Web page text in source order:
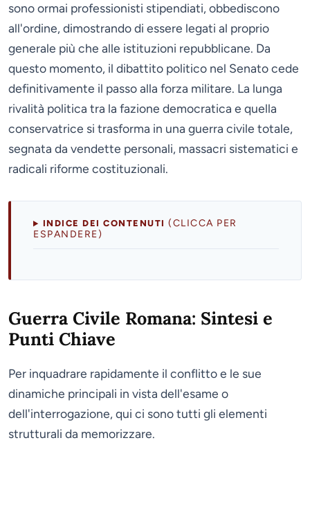
sono ormai professionisti stipendiati, obbediscono
all'ordine, dimostrando di essere legati al proprio
generale più che alle istituzioni repubblicane. Da
questo momento, il dibattito politico nel Senato cede
definitivamente il passo alla forza militare. La lunga
rivalità politica tra la fazione democratica e quella
conservatrice si trasforma in una guerra civile totale,
segnata da vendette personali, massacri sistematici e
radicali riforme costituzionali.
INDICE DEI CONTENUTI(CLICCA PER
ESPANDERE)
Guerra Civile Romana: Sintesi e
Punti Chiave
Per inquadrare rapidamente il conflitto e le sue
dinamiche principali in vista dell'esame o
dell'interrogazione, qui ci sono tutti gli elementi
strutturali da memorizzare.